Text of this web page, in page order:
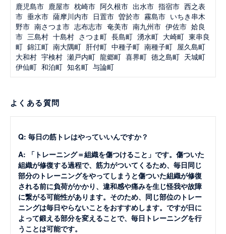
鹿児島市 鹿屋市 枕崎市 阿久根市 出水市 指宿市 西之表
市 垂水市 薩摩川内市 日置市 曽於市 霧島市 いちき串木
野市 南さつま市 志布志市 奄美市 南九州市 伊佐市 姶良
市 三島村 十島村 さつま町 長島町 湧水町 大崎町 東串良
町 錦江町 南大隅町 肝付町 中種子町 南種子町 屋久島町
大和村 宇検村 瀬戸内町 龍郷町 喜界町 徳之島町 天城町
伊仙町 和泊町 知名町 与論町
よくある質問
Q: 毎日の筋トレはやっていいんですか？
A: 「トレーニング＝組織を傷つけること」です。傷ついた
組織が修復する過程で、筋力がついてくるため、毎日同じ
部分のトレーニングをやってしまうと傷ついた組織が修復
される前に負荷がかかり、違和感や痛みを生じ怪我や故障
に繋がる可能性があります。そのため、同じ部位のトレー
ニングは毎日やらないことをおすすめします。ですが日に
よって鍛える部分を変えることで、毎日トレーニングを行
うことは可能です。